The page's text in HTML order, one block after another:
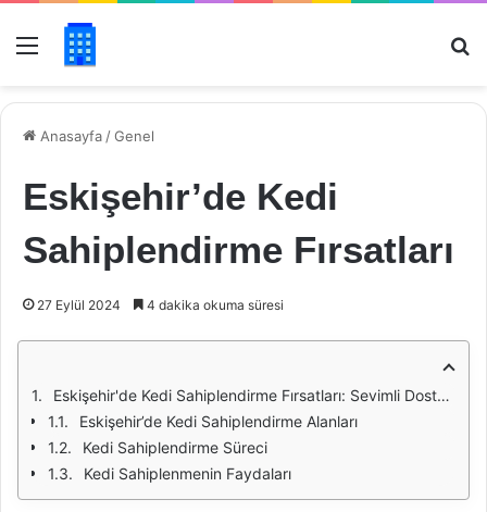
Menü
Anasayfa /Genel
Eskişehir’de Kedi
Sahiplendirme Fırsatları
27 Eylül 2024 4 dakika okuma süresi
Eskişehir'de Kedi Sahiplendirme Fırsatları: Sevimli Dostunuzla Hayata Renk Katın
Eskişehir’de Kedi Sahiplendirme Alanları
Kedi Sahiplendirme Süreci
Kedi Sahiplenmenin Faydaları